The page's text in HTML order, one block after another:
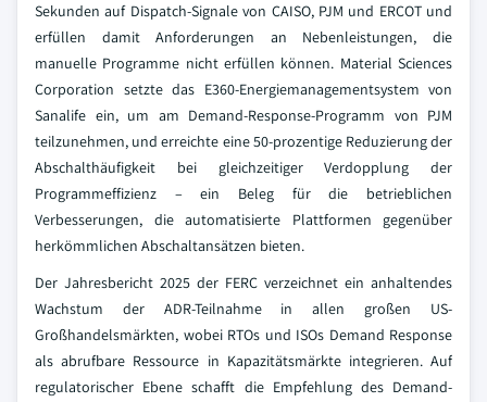
Sekunden auf Dispatch-Signale von CAISO, PJM und ERCOT und
erfüllen damit Anforderungen an Nebenleistungen, die
manuelle Programme nicht erfüllen können. Material Sciences
Corporation setzte das E360-Energiemanagementsystem von
Sanalife ein, um am Demand-Response-Programm von PJM
teilzunehmen, und erreichte eine 50-prozentige Reduzierung der
Abschalthäufigkeit bei gleichzeitiger Verdopplung der
Programmeffizienz – ein Beleg für die betrieblichen
Verbesserungen, die automatisierte Plattformen gegenüber
herkömmlichen Abschaltansätzen bieten.
Der Jahresbericht 2025 der FERC verzeichnet ein anhaltendes
Wachstum der ADR-Teilnahme in allen großen US-
Großhandelsmärkten, wobei RTOs und ISOs Demand Response
als abrufbare Ressource in Kapazitätsmärkte integrieren. Auf
regulatorischer Ebene schafft die Empfehlung des Demand-